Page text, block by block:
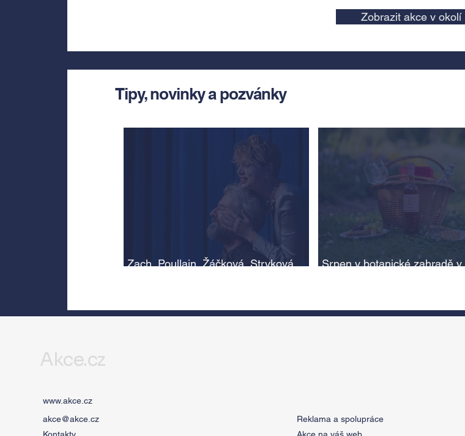
Zobrazit akce v okolí
Tipy, novinky a pozvánky
Zach, Poullain, Žáčková, Stryková,
Srpen v botanické zahradě v
Akce.cz
www.akce.cz
akce@akce.cz
Reklama a spolupráce